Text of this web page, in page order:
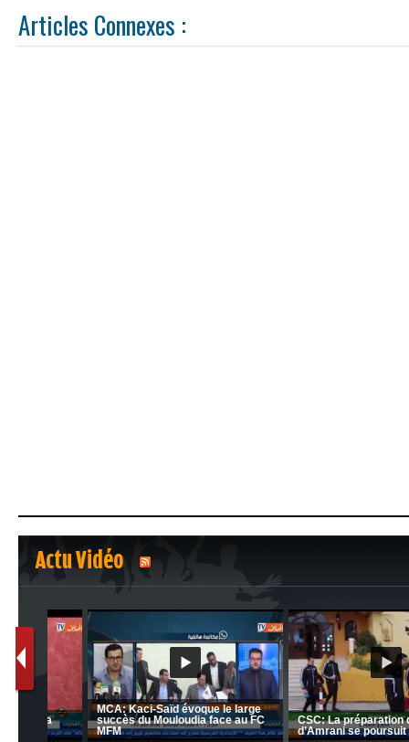
Articles Connexes :
Actu Vidéo
1 2
MCA: Kaci-Saïd évoque le
succès du Mouloudia face
MFM
JSK: Brahim Zafour évoque la
situation du club